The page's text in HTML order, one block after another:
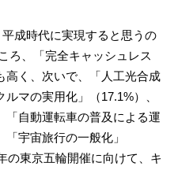
成時代に実現すると思うの
ろ、「完全キャッシュレス
高く、次いで、「人工光合成
マの実用化」（17.1%）、
「自動運転車の普及による運
宇宙旅行の一般化」
の東京五輪開催に向けて、キ